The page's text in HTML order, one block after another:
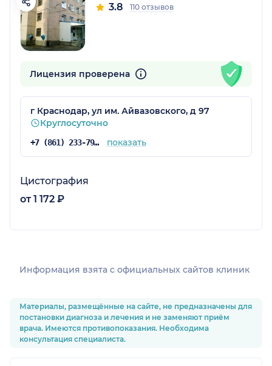
3.8 110 отзывов
Лицензия проверена
г Краснодар, ул им. Айвазовского, д 97
Круглосуточно
+7 (861) 233-79-93 показать
Цистография
от 1 172 ₽
Информация взята c официальных сайтов клиник
Материалы, размещённые на сайте, не предназначены для
постановки диагноза и лечения и не заменяют приём
врача. Имеются противопоказания. Необходима
консультация специалиста.